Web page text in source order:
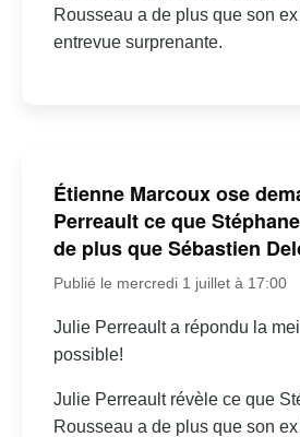
Rousseau a de plus que son
entrevue surprenante.
Étienne Marcoux ose
Perreault ce que
de plus que Sébastien
Publié le mercredi 1 juillet à 17:00
Julie Perreault a répondu la
possible!
Julie Perreault révèle ce que
Rousseau a de plus que son